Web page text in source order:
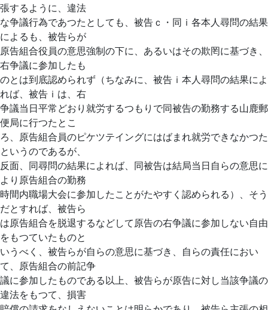
張するように、違法
な争議行為であつたとしても、被告ｃ・同ｉ各本人尋問の結果
によるも、被告らが
原告組合役員の意思強制の下に、あるいはその欺罔に基づき、
右争議に参加したも
のとは到底認められず（ちなみに、被告ｉ本人尋問の結果によ
れば、被告ｉは、右
争議当日平常どおり就労するつもりで同被告の勤務する山鹿郵
便局に行つたとこ
ろ、原告組合員のピケツテイングにはばまれ就労できなかつた
というのであるが、
反面、同尋問の結果によれば、同被告は結局当日自らの意思に
より原告組合の勤務
時間内職場大会に参加したことがたやすく認められる）、そう
だとすれば、被告ら
は原告組合を脱退するなどして原告の右争議に参加しない自由
をもつていたものと
いうべく、被告らが自らの意思に基づき、自らの責任におい
て、原告組合の前記争
議に参加したものである以上、被告らが原告に対し当該争議の
違法をもつて、損害